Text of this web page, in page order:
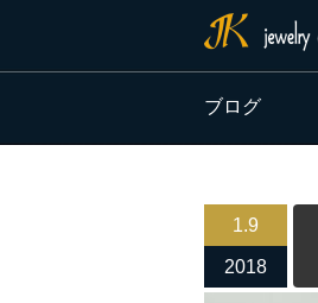
ブログ
1.9
2018